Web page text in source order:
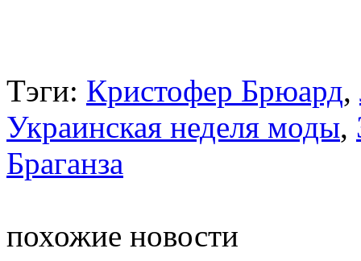
Тэги: Кристофер Брюард,
Украинская неделя моды,
Браганза
похожие новости